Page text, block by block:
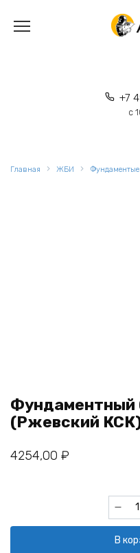
содержанию
+7
с
Главная ЖБИ
(Ржевский
4254,00 ₽
товара
блок
В